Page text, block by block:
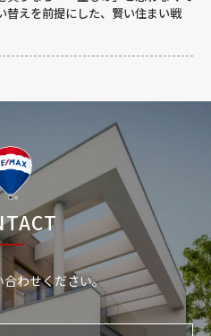
替えを前提にした、賢い住まい戦
合わせください。